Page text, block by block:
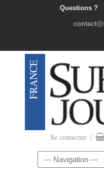
Questions ?
Se connecter |
Navigation